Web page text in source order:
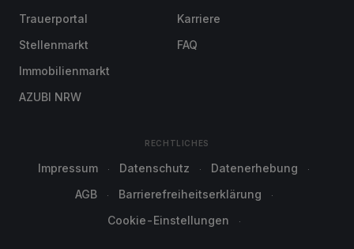
Trauerportal
Stellenmarkt
Immobilienmarkt
AZUBI NRW
Karriere
FAQ
RECHTLICHES
Impressum Datenschutz
Datenerhebung
AGB
Barrierefreiheitserklärung
Cookie-Einstellungen